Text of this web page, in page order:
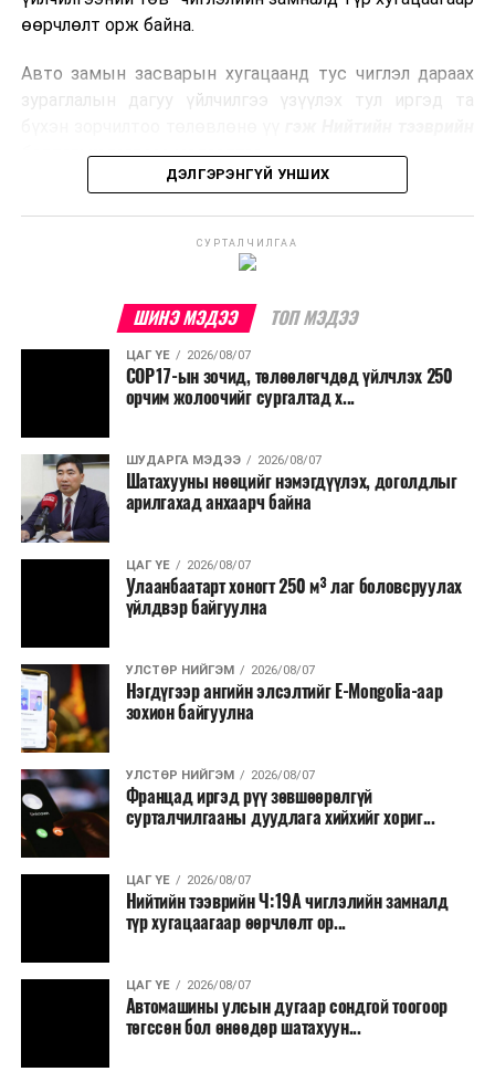
боловсруулах үйлдвэрүүдээр дулаан, цахилгаан
Ийнхүү лаг хатаах, шатаах технологийг лагийн
улсад өргөн ашиглаж байна.
өөрчлөлт орж байна.
Авто замын засварын хугацаанд тус чиглэл дараах
зураглалын дагуу үйлчилгээ үзүүлэх тул иргэд та
бодлогын газраас мэдээллээ.
ДЭЛГЭРЭНГҮЙ УНШИХ
СУРТАЛЧИЛГАА
ШИНЭ МЭДЭЭ ТОП МЭДЭЭ
ЦАГ ҮЕ 2026/08/07
COP17-ын зочид, төлөөлөгчдөд үйлчлэх 250
орчим жолоочийг сургалтад х...
ШУДАРГА МЭДЭЭ 2026/08/07
Шатахууны нөөцийг нэмэгдүүлэх, доголдлыг
арилгахад анхаарч байна
ЦАГ ҮЕ 2026/08/07
Улаанбаатарт хоногт 250 м³ лаг боловсруулах
үйлдвэр байгуулна
УЛСТӨР НИЙГЭМ 2026/08/07
Нэгдүгээр ангийн элсэлтийг E-Mongolia-аар
зохион байгуулна
УЛСТӨР НИЙГЭМ 2026/08/07
Францад иргэд рүү зөвшөөрөлгүй
сурталчилгааны дуудлага хийхийг хориг...
ЦАГ ҮЕ 2026/08/07
Нийтийн тээврийн Ч:19А чиглэлийн замналд
түр хугацаагаар өөрчлөлт ор...
ЦАГ ҮЕ 2026/08/07
Автомашины улсын дугаар сондгой тоогоор
төгссөн бол өнөөдөр шатахуун...